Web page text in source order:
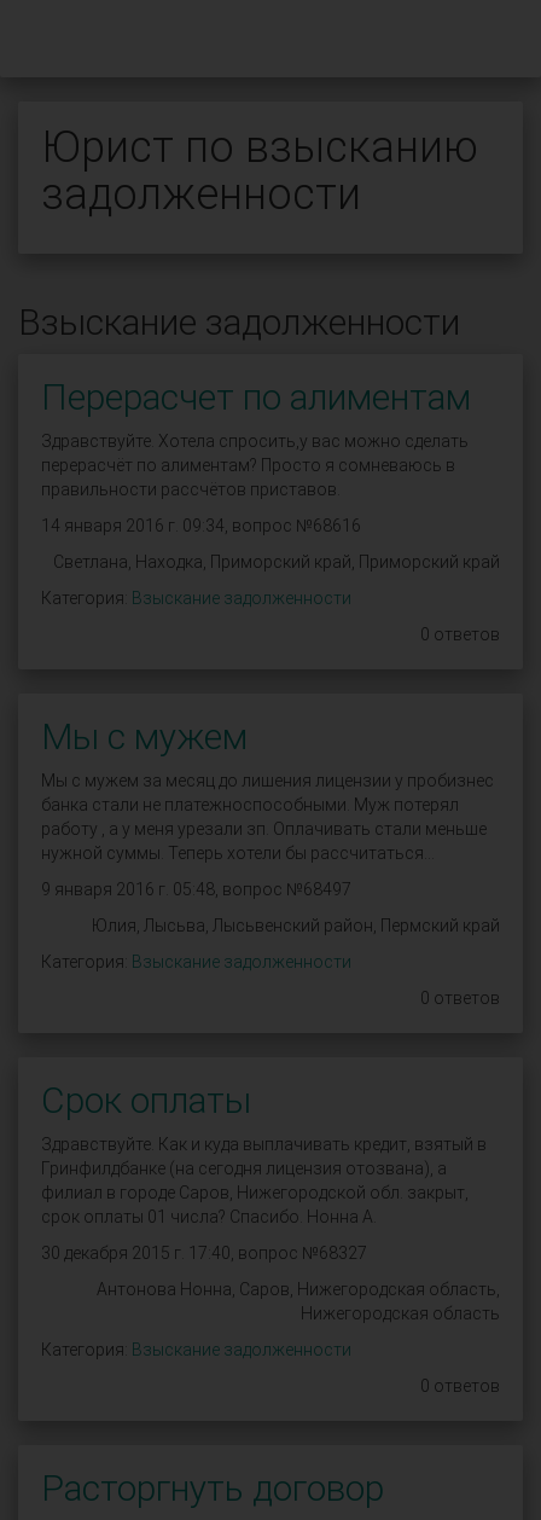
Юрист по взысканию
задолженности
Взыскание задолженности
Перерасчет по алиментам
Здравствуйте. Хотела спросить,у вас можно сделать
перерасчёт по алиментам? Просто я сомневаюсь в
правильности рассчётов приставов.
14 января 2016 г. 09:34, вопрос №68616
Светлана, Находка, Приморский край, Приморский край
Категория: Взыскание задолженности
0 ответов
Мы с мужем
Мы с мужем за месяц до лишения лицензии у пробизнес
банка стали не платежноспособными. Муж потерял
работу , а у меня урезали зп. Оплачивать стали меньше
нужной суммы. Теперь хотели бы рассчитаться...
9 января 2016 г. 05:48, вопрос №68497
Юлия, Лысьва, Лысьвенский район, Пермский край
Категория: Взыскание задолженности
0 ответов
Срок оплаты
Здравствуйте. Как и куда выплачивать кредит, взятый в
Гринфилдбанке (на сегодня лицензия отозвана), а
филиал в городе Саров, Нижегородской обл. закрыт,
срок оплаты 01 числа? Спасибо. Нонна А.
30 декабря 2015 г. 17:40, вопрос №68327
Антонова Нонна, Саров, Нижегородская область,
Нижегородская область
Категория: Взыскание задолженности
0 ответов
Расторгнуть договор